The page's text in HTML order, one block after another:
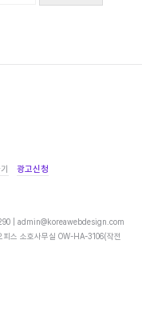
광고신청
| admin@koreawebdesign.com
스 소호사무실 OW-HA-3106(작전